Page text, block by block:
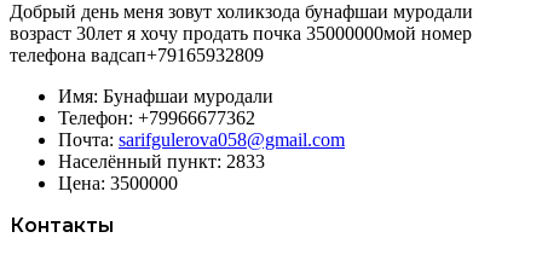
Добрый день меня зовут холикзода бунафшаи муродали
возраст 30лет я хочу продать почка 35000000мой номер
телефона вадсап+79165932809
Имя: Бунафшаи муродали
Телефон: +79966677362
Почта: sarifgulerova058@gmail.com
Населённый пункт: 2833
Цена: 3500000
Контакты